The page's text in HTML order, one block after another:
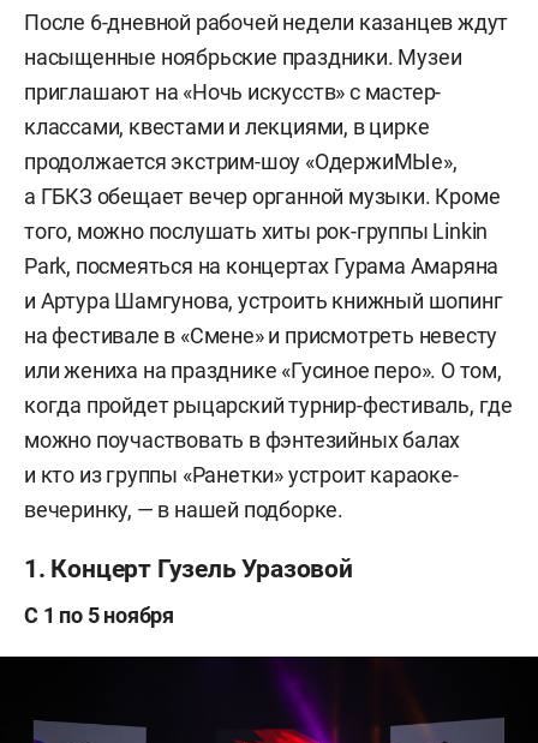
После 6-дневной рабочей недели казанцев ждут
насыщенные ноябрьские праздники. Музеи
приглашают на «Ночь искусств» с мастер-
классами, квестами и лекциями, в цирке
продолжается экстрим-шоу «ОдержиМЫе»,
а ГБКЗ обещает вечер органной музыки. Кроме
того, можно послушать хиты рок-группы Linkin
Park, посмеяться на концертах Гурама Амаряна
и Артура Шамгунова, устроить книжный шопинг
на фестивале в «Смене» и присмотреть невесту
или жениха на празднике «Гусиное перо». О том,
когда пройдет рыцарский турнир-фестиваль, где
можно поучаствовать в фэнтезийных балах
и кто из группы «Ранетки» устроит караоке-
вечеринку, — в нашей подборке.
1. Концерт Гузель Уразовой
С 1 по 5 ноября